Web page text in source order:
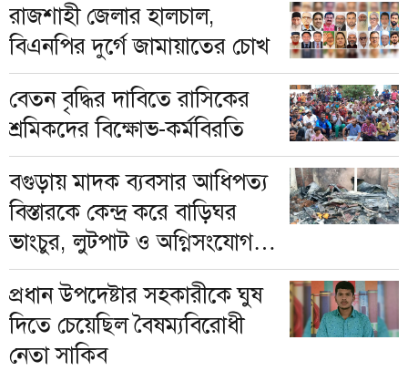
রাজশাহী জেলার হালচাল,
বিএনপির দুর্গে জামায়াতের চোখ
বেতন বৃদ্ধির দাবিতে রাসিকের
শ্রমিকদের বিক্ষোভ-কর্মবিরতি
বগুড়ায় মাদক ব্যবসার আধিপত্য
বিস্তারকে কেন্দ্র করে বাড়িঘর
ভাংচুর, লুটপাট ও অগ্নিসংযোগ,
আহত ৩
প্রধান উপদেষ্টার সহকারীকে ঘুষ
দিতে চেয়েছিল বৈষম্যবিরোধী
নেতা সাকিব